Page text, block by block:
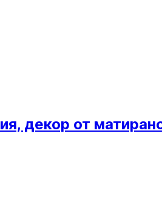
декор от